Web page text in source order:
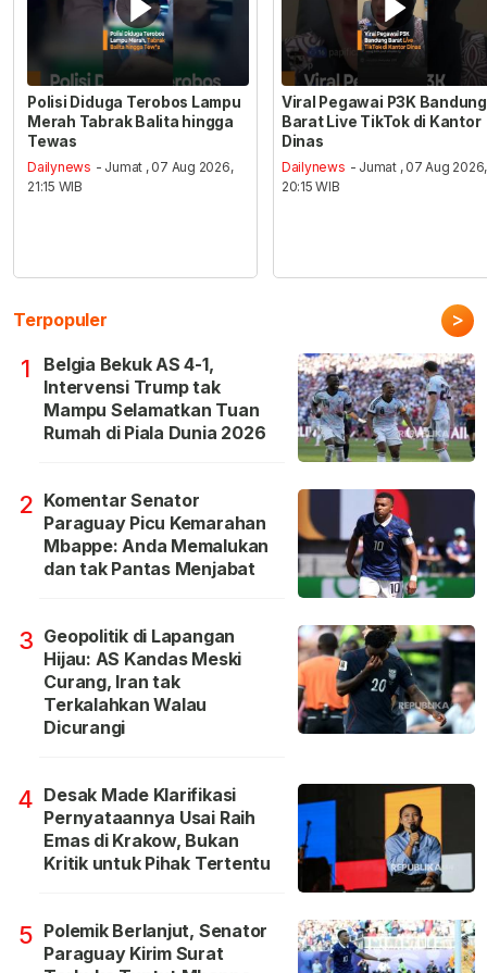
Polisi Diduga Terobos Lampu
Merah Tabrak Balita hingga
Tewas
Dailynews - Jumat , 07 Aug 2026,
21:15 WIB
Viral Pegawai P3K Bandung
Barat Live TikTok di Kantor
Dinas
Dailynews - Jumat , 07 Aug 2026,
20:15 WIB
Terpopuler >
1
Belgia Bekuk AS 4-1,
Intervensi Trump tak
Mampu Selamatkan Tuan
Rumah di Piala Dunia 2026
2 Komentar Senator
Paraguay Picu Kemarahan
Mbappe: Anda Memalukan
dan tak Pantas Menjabat
3 Geopolitik di Lapangan
Hijau: AS Kandas Meski
Curang, Iran tak
Terkalahkan Walau
Dicurangi
4 Desak Made Klarifikasi
Pernyataannya Usai Raih
Emas di Krakow, Bukan
Kritik untuk Pihak Tertentu
5 Polemik Berlanjut, Senator
Paraguay Kirim Surat